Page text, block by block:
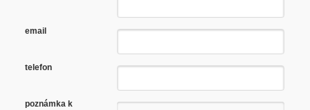
email
telefon
poznámka k